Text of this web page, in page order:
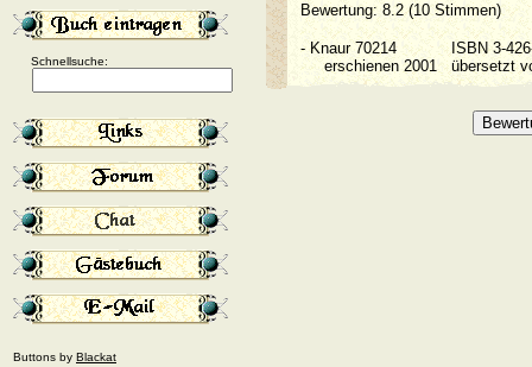
Schnellsuche:
Buttons by Blackat
Bewertung: 8.2 (10 Stimmen)
- Knaur 70214
ISBN 3-
erschienen 2001übersetzt